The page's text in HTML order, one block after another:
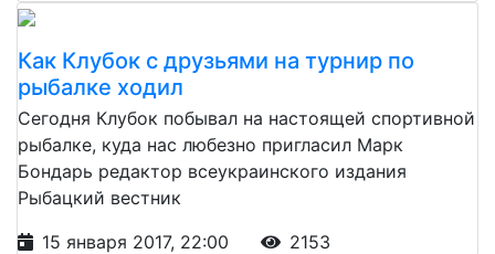
Как Клубок с друзьями на турнир по
рыбалке ходил
Сегодня Клубок побывал на настоящей спортивной
рыбалке, куда нас любезно пригласил Марк
Бондарь редактор всеукраинского издания
Рыбацкий вестник
15 января 2017, 22:00
2153